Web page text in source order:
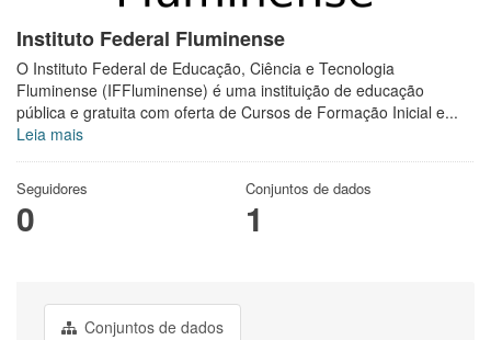
Instituto Federal Fluminense
O Instituto Federal de Educação, Ciência e Tecnologia
Fluminense (IFFluminense) é uma instituição de educação
pública e gratuita com oferta de Cursos de Formação Inicial e...
Leia mais
Seguidores
0
Conjuntos de dados
1
Conjuntos de dados